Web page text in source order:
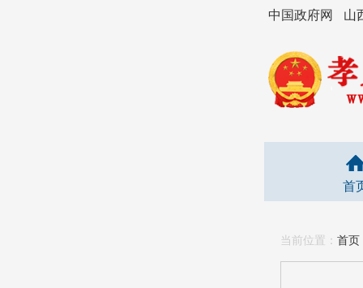
中国政府网 山
首
当前位置： 首页